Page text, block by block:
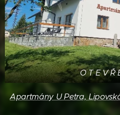
O T E V Ř
Apartmány U Petra,